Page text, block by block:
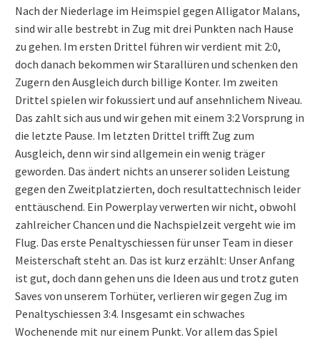
Nach der Niederlage im Heimspiel gegen Alligator Malans,
sind wir alle bestrebt in Zug mit drei Punkten nach Hause
zu gehen. Im ersten Drittel führen wir verdient mit 2:0,
doch danach bekommen wir Starallüren und schenken den
Zugern den Ausgleich durch billige Konter. Im zweiten
Drittel spielen wir fokussiert und auf ansehnlichem Niveau.
Das zahlt sich aus und wir gehen mit einem 3:2 Vorsprung in
die letzte Pause. Im letzten Drittel trifft Zug zum
Ausgleich, denn wir sind allgemein ein wenig träger
geworden. Das ändert nichts an unserer soliden Leistung
gegen den Zweitplatzierten, doch resultattechnisch leider
enttäuschend. Ein Powerplay verwerten wir nicht, obwohl
zahlreicher Chancen und die Nachspielzeit vergeht wie im
Flug. Das erste Penaltyschiessen für unser Team in dieser
Meisterschaft steht an. Das ist kurz erzählt: Unser Anfang
ist gut, doch dann gehen uns die Ideen aus und trotz guten
Saves von unserem Torhüter, verlieren wir gegen Zug im
Penaltyschiessen 3:4. Insgesamt ein schwaches
Wochenende mit nur einem Punkt. Vor allem das Spiel